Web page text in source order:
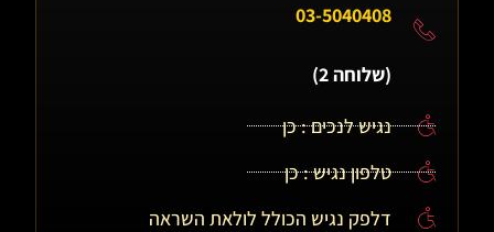
03-5040408
(שלוחה 2)
נגיש לנכים : כן
טלפון נגיש : כן
דלפק נגיש הכולל לולאת השראה